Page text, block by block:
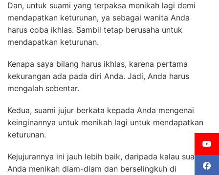
Dan, untuk suami yang terpaksa menikah lagi demi
mendapatkan keturunan, ya sebagai wanita Anda
harus coba ikhlas. Sambil tetap berusaha untuk
mendapatkan keturunan.
Kenapa saya bilang harus ikhlas, karena pertama
kekurangan ada pada diri Anda. Jadi, Anda harus
mengalah sebentar.
Kedua, suami jujur berkata kepada Anda mengenai
keinginannya untuk menikah lagi untuk mendapatkan
keturunan.
Kejujurannya ini jauh lebih baik, daripada kalau suami
Anda menikah diam-diam dan berselingkuh di